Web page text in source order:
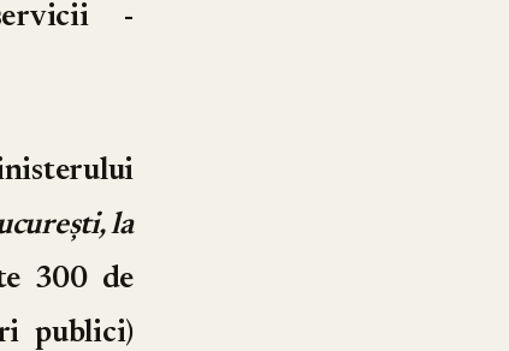
-
la
300 de
publici)